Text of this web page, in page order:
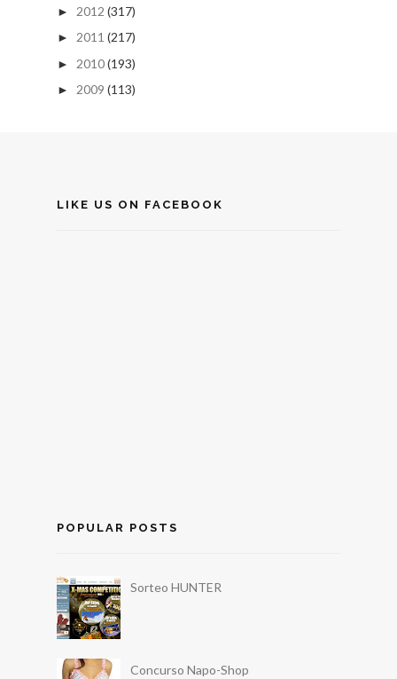
► 2012 (317)
► 2011 (217)
► 2010(193)
► 2009 (113)
LIKE US ON FACEBOOK
POPULAR POSTS
Sorteo HUNTER
Concurso Napo-Shop